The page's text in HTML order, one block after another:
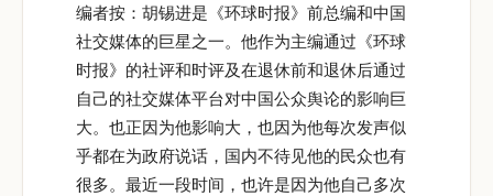
编者按：胡锡进是《环球时报》前总编和中国
社交媒体的巨星之一。他作为主编通过《环球
时报》的社评和时评及在退休前和退休后通过
自己的社交媒体平台对中国公众舆论的影响巨
大。也正因为他影响大，也因为他每次发声似
乎都在为政府说话，国内不待见他的民众也有
很多。最近一段时间，也许是因为他自己多次